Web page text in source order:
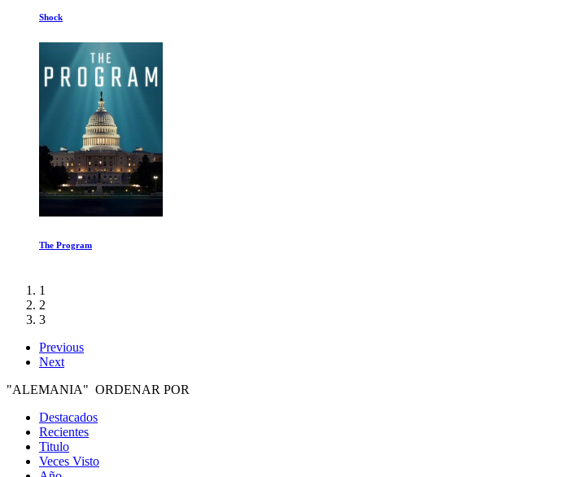
Be Water
Aventura en el Gran Cañon
1
2
3
Previous
Next
"ALEMANIA" ORDENAR POR
Destacados
Recientes
Titulo
Veces Visto